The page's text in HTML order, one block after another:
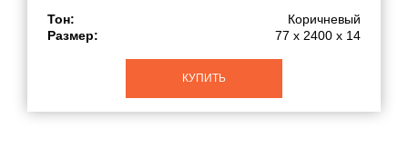
Тон:
Коричневый
Размер:
77 x 2400 x 14
КУПИТЬ